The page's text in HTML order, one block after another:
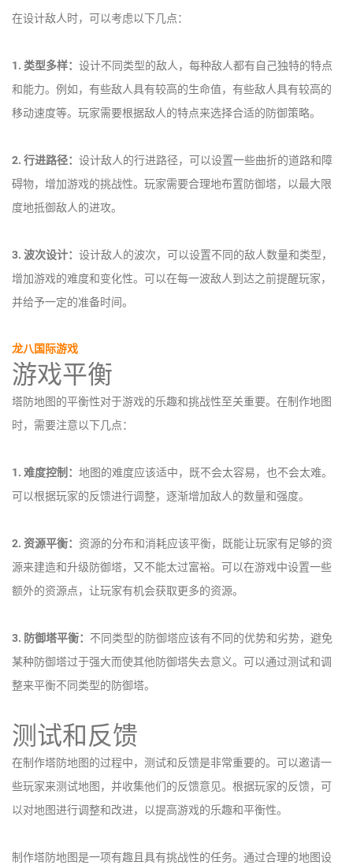
在设计敌人时，可以考虑以下几点：
1. 类型多样： 设计不同类型的敌人，每种敌人都有自己独特的特点
和能力。例如，有些敌人具有较高的生命值，有些敌人具有较高的
移动速度等。玩家需要根据敌人的特点来选择合适的防御策略。
2. 行进路径： 设计敌人的行进路径，可以设置一些曲折的道路和障
碍物，增加游戏的挑战性。玩家需要合理地布置防御塔，以最大限
度地抵御敌人的进攻。
3. 波次设计： 设计敌人的波次，可以设置不同的敌人数量和类型，
增加游戏的难度和变化性。可以在每一波敌人到达之前提醒玩家，
并给予一定的准备时间。
龙八国际游戏
游戏平衡
塔防地图的平衡性对于游戏的乐趣和挑战性至关重要。在制作地图
时，需要注意以下几点：
1. 难度控制： 地图的难度应该适中，既不会太容易，也不会太难。
可以根据玩家的反馈进行调整，逐渐增加敌人的数量和强度。
2. 资源平衡： 资源的分布和消耗应该平衡，既能让玩家有足够的资
源来建造和升级防御塔，又不能太过富裕。可以在游戏中设置一些
额外的资源点，让玩家有机会获取更多的资源。
3. 防御塔平衡： 不同类型的防御塔应该有不同的优势和劣势，避免
某种防御塔过于强大而使其他防御塔失去意义。可以通过测试和调
整来平衡不同类型的防御塔。
测试和反馈
在制作塔防地图的过程中，测试和反馈是非常重要的。可以邀请一
些玩家来测试地图，并收集他们的反馈意见。根据玩家的反馈，可
以对地图进行调整和改进，以提高游戏的乐趣和平衡性。
制作塔防地图是一项有趣且具有挑战性的任务。通过合理的地图设